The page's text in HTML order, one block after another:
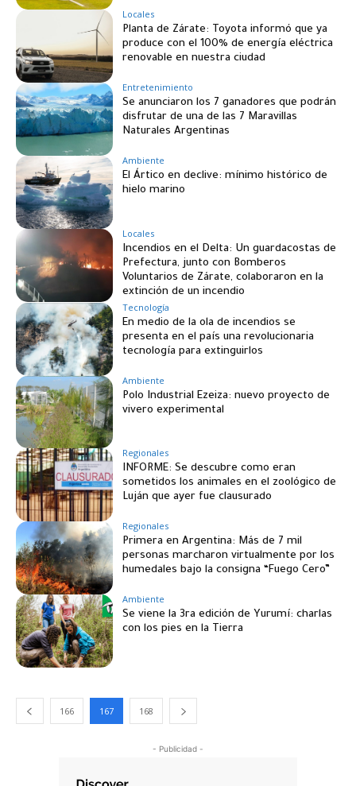
Locales
Planta de Zárate: Toyota informó que ya
produce con el 100% de energía eléctrica
renovable en nuestra ciudad
Entretenimiento
Se anunciaron los 7 ganadores que podrán
disfrutar de una de las 7 Maravillas
Naturales Argentinas
Ambiente
El Ártico en declive: mínimo histórico de
hielo marino
Locales
Incendios en el Delta: Un guardacostas de
Prefectura, junto con Bomberos
Voluntarios de Zárate, colaboraron en la
extinción de un incendio
Tecnología
En medio de la ola de incendios se
presenta en el país una revolucionaria
tecnología para extinguirlos
Ambiente
Polo Industrial Ezeiza: nuevo proyecto de
vivero experimental
Regionales
INFORME: Se descubre como eran
sometidos los animales en el zoológico de
Luján que ayer fue clausurado
Regionales
Primera en Argentina: Más de 7 mil
personas marcharon virtualmente por los
humedales bajo la consigna “Fuego Cero”
Ambiente
Se viene la 3ra edición de Yurumí: charlas
con los pies en la Tierra
166 167 168
- Publicidad -